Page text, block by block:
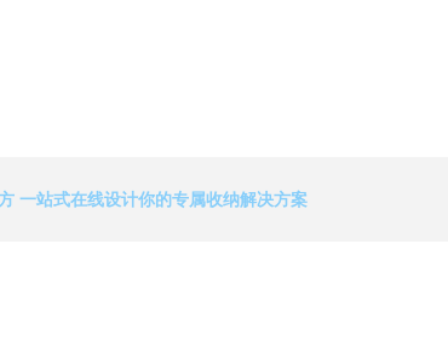
一站式在线设计你的专属收纳解决方案